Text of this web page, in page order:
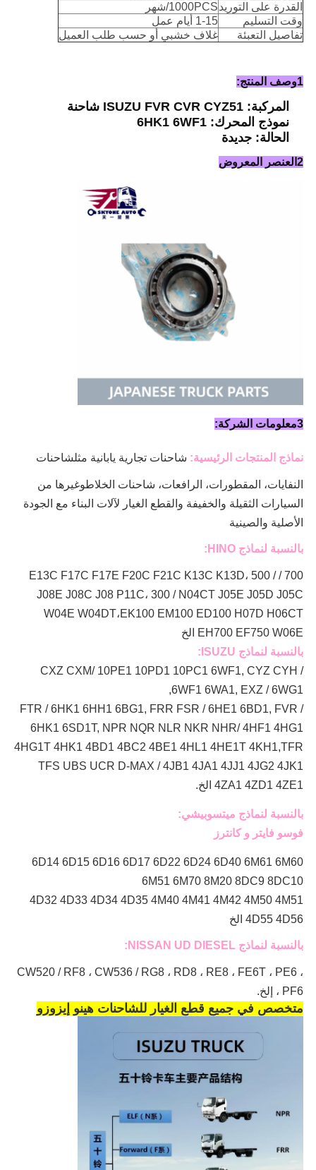
القدرة على التوريد1000PCS/شهر
وقت التسليم
1-15 أيام عمل
تفاصيل التعبئة
غلاف خشبي أو حسب طلب العميل
1وصف المنتج:
المركبة: ISUZU FVR CVR CYZ51 شاحنة
نموذج المحرك: 6HK1 6WF1
الحالة: جديدة
2العنصر المعروض
3معلومات الشركة:
نماذج المنتجات الرئيسية: شاحنات تجارية يابانية مثلشاحنات
النفايات، المقطورات، الرافعات، شاحنات الخلاطوغيرها من
السيارات الثقيلة والخفيفة والقطع الغيار لآلات البناء مع الجودة
الأصلية والصينية
بالنسبة لنماذج HINO:
700 / E13C F17C F17E F20C F21C K13C K13D، 500 /
J08E J08C J08 P11C، 300 / N04CT J05E J05D J05C
W04E W04DT،EK100 EM100 ED100 H07D H06CT
EH700 EF750 W06E الخ
بالنسبة لنماذج ISUZU:
CXZ CXM/ 10PE1 10PD1 10PC1 6WF1, CYZ CYH /
6WF1 6WA1, EXZ / 6WG1,
FTR / 6HK1 6HH1 6BG1, FRR FSR / 6HE1 6BD1, FVR /
6HK1 6SD1T, NPR NQR NLR NKR NHR/ 4HF1 4HG1
4HG1T 4HK1 4BD1 4BC2 4BE1 4HL1 4HE1T 4KH1,TFR
TFS UBS UCR D-MAX / 4JB1 4JA1 4JJ1 4JG2 4JK1
4ZA1 4ZD1 4ZE1 الخ.
بالنسبة لنماذج ميتسوبيشي:
فوسو فايتر و كانترز
6D14 6D15 6D16 6D17 6D22 6D24 6D40 6M61 6M60
6M51 6M70 8M20 8DC9 8DC10
4D32 4D33 4D34 4D35 4M40 4M41 4M42 4M50 4M51
4D55 4D56 الخ
بالنسبة لنماذج NISSAN UD DIESEL:
CW520 / RF8 ، CW536 / RG8 ، RD8 ، RE8 ، FE6T ، PE6 ،
PF6 ، إلخ.
متخصص في جميع قطع الغيار للشاحنات هينو إيزوزو